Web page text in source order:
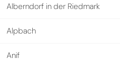
Alberndorf in der Riedmark
Alpbach
Anif